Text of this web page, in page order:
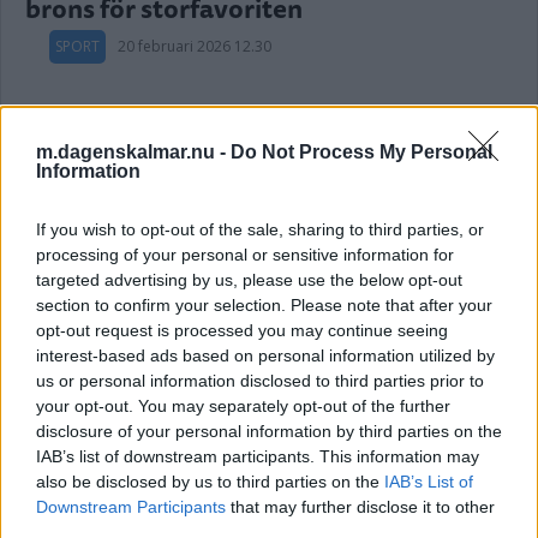
m.dagenskalmar.nu - Do Not Process My Personal
Information
If you wish to opt-out of the sale, sharing to third parties, or
processing of your personal or sensitive information for
targeted advertising by us, please use the below opt-out
section to confirm your selection. Please note that after your
opt-out request is processed you may continue seeing
interest-based ads based on personal information utilized by
us or personal information disclosed to third parties prior to
your opt-out. You may separately opt-out of the further
disclosure of your personal information by third parties on the
IAB’s list of downstream participants. This information may
also be disclosed by us to third parties on the IAB’s List of
Downstream Participants that may further disclose it to other
SPORT 20 februari 2026 12.30
Annons:
Målet uppnått – skidskyttedamerna tog
OS-silver i stafetten
SPORT 18 februari 2026 15.18
VETERANEN TOG NYTT SVENSKT
BRONS